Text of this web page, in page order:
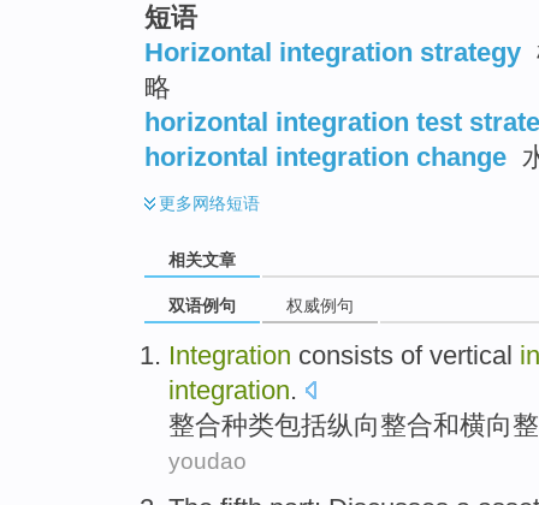
短语
Horizontal integration strategy
略
horizontal integration test
horizontal integration change
更多网络短语
相关文章
双语例句 权威例句
Integration consists of vertical
integration.
整合种类包括纵向整合和横向
youdao